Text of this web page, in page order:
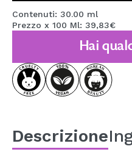
SONO TORNATI!
Contenuti: 30.00 ml
Prezzo x 100 Ml: 39,83€
Hai
Descrizione